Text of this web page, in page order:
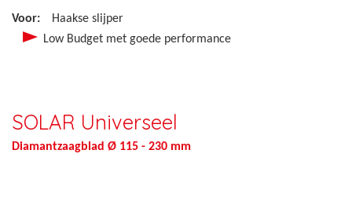
Voor:
Haakse slijper
Low Budget met goede performance
SOLAR Universeel
Diamantzaagblad Ø 115 - 230 mm